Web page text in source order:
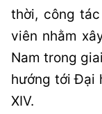
thời, công
viên nhằm
Nam trong
hướng tới Đại
XIV.